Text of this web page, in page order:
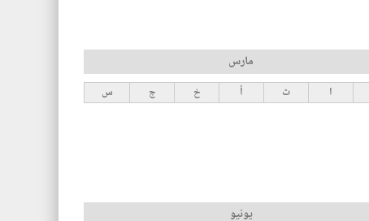
مارس
ا ث أ خ ج س
يونيو